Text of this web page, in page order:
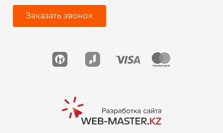
Заказать звонок